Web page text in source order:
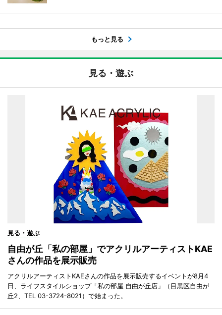
もっと見る
見る・遊ぶ
見る・遊ぶ
自由が丘「私の部屋」でアクリルアーティストKAE
さんの作品を展示販売
アクリルアーティストKAEさんの作品を展示販売するイベントが8月4
日、ライフスタイルショップ「私の部屋 自由が丘店」（目黒区自由が
丘2、TEL 03-3724-8021）で始まった。